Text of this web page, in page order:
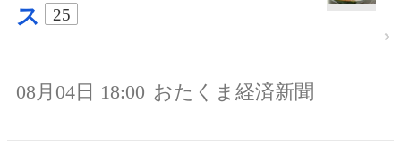
ス
25
08月04日 18:00 おたくま経済新聞